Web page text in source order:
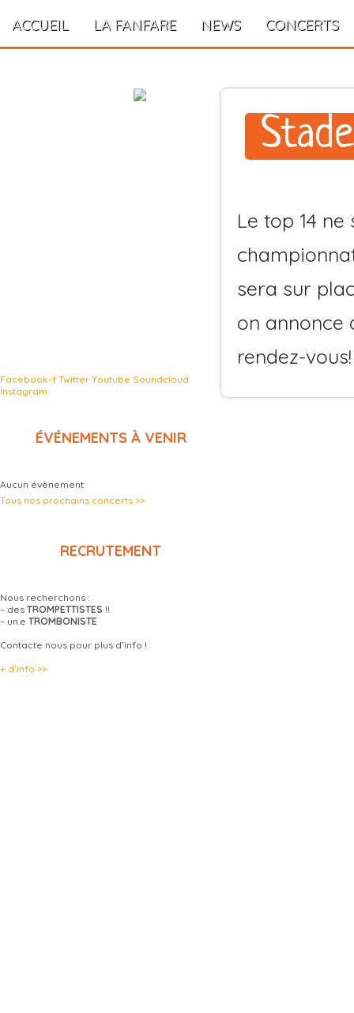
ACCUEIL LA FANFARE NEWS CONCERTS
Facebook-f Twitter Youtube Soundcloud
Instagram
ÉVÉNEMENTS À VENIR
Aucun évènement
Tous nos prochains concerts >>
RECRUTEMENT
Nous recherchons :
– des TROMPETTISTES !!
– un.e TROMBONISTE
Contacte nous pour plus d’info !
+ d’info >>
Le top 14
sera sur
on annonce
rendez-vous!